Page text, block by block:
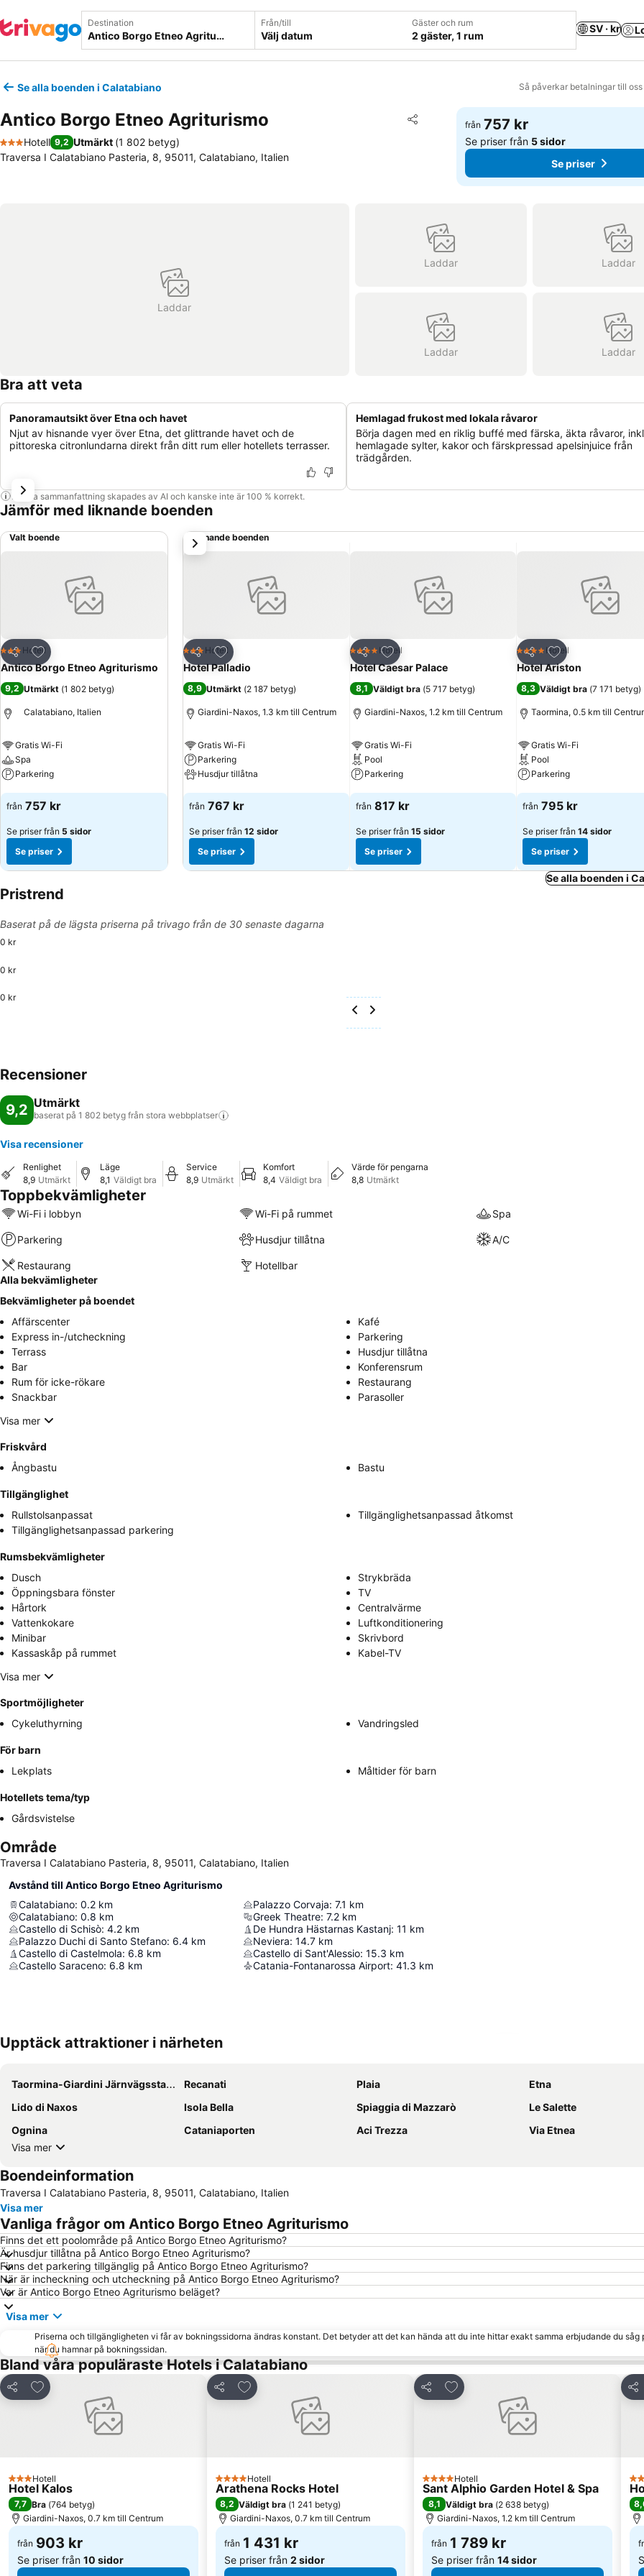
Destination Från/till
Välj datum
Gäster och rum
2 gäster, 1 rum
SV · kr
Se alla boenden i Calatabiano Så påverkar betalningar till
Antico Borgo Etneo Agriturismo Dela
Lägg till i Mina Favoriter
3 Stjärnor
Hotell 9,2 Utmärkt (1 802 betyg)
Traversa I Calatabiano Pasteria, 8, 95011, Calatabiano, Italien
från 757 kr
Se priser från 5 sidor
Se priser
Laddar
Laddar Laddar
Laddar Laddar
Bra att veta
Panoramautsikt över Etna och havet
Njut av hisnande vyer över Etna, det glittrande havet och de
pittoreska citronlundarna direkt från ditt rum eller hotellets terrasser.
Hemlagad frukost med lokala råvaror
Börja dagen med en riklig buffé med färska, äkta råvaror,
hemlagade sylter, kakor och färskpressad apelsinjuice från
trädgården.
Denna sammanfattning skapades av AI och kanske inte är 100 % korrekt.
Jämför med liknande boenden
Valt boende
Dela
Lägg till i Mina Favoriter
3 Stjärnor
Hotell
Antico Borgo Etneo Agriturismo
9,2 Utmärkt (1 802 betyg)
Calatabiano, Italien
Gratis Wi-Fi
Spa
Parkering
Se priser
från 757 kr
Se priser från 5 sidor
Se priser
Liknande boenden
Dela
Lägg till i Mina Favoriter
3 Stjärnor
Hotell
Hotel Palladio
8,9 Utmärkt (2 187 betyg)
Giardini-Naxos, 1.3 km till Centrum
Gratis Wi-Fi
Parkering
Husdjur tillåtna
Se priser
från 767 kr
Se priser från 12 sidor
Se priser
Dela
Lägg till i Mina Favoriter
4 StjärnorHotell
Hotel Caesar Palace
8,1 Väldigt bra (5 717 betyg)
Giardini-Naxos, 1.2 km till Centrum
Gratis Wi-Fi
Pool
Parkering
Se priser
från 817 kr
Se priser från 15 sidor
Se priser
Dela
Lägg till i Mina
4 StjärnorHotell
Hotel Ariston
8,3 Väldigt bra (7 171 betyg)
Taormina, 0.5 km till
Gratis Wi-Fi
Pool
Parkering
Se priser
från 795 kr
Se priser från 14 sidor
Se priser
nästa
Se alla boenden i
Pristrend
Baserat på de lägsta priserna på trivago från de 30 senaste dagarna
0 kr
0 kr
0 kr
Recensioner
9,2 Utmärkt
baserat på 1 802 betyg från stora webbplatser
Visa recensioner
Renlighet
8,9 Utmärkt
Läge
8,1 Väldigt bra
Service
8,9 Utmärkt
Komfort
8,4 Väldigt bra
Värde för pengarna
8,8 Utmärkt
Toppbekvämligheter
Wi-Fi i lobbyn Wi-Fi på rummet Spa
Parkering Husdjur tillåtna A/C
Restaurang
Hotellbar
Alla bekvämligheter
Bekvämligheter på boendet
Affärscenter
Kafé
Express in-/utcheckning
Parkering
Terrass
Husdjur tillåtna
Bar
Konferensrum
Rum för icke-rökare
Restaurang
Snackbar
Parasoller
Visa mer
Friskvård
Ångbastu
Bastu
Tillgänglighet
Rullstolsanpassat
Tillgänglighetsanpassad åtkomst
Tillgänglighetsanpassad parkering
Rumsbekvämligheter
Dusch
Strykbräda
Öppningsbara fönster
TV
Hårtork
Centralvärme
Vattenkokare
Luftkonditionering
Minibar
Skrivbord
Kassaskåp på rummet
Kabel-TV
Visa mer
Sportmöjligheter
Cykeluthyrning
Vandringsled
För barn
Lekplats
Måltider för barn
Hotellets tema/typ
Gårdsvistelse
Område
Traversa I Calatabiano Pasteria, 8, 95011, Calatabiano, Italien
Avstånd till Antico Borgo Etneo Agriturismo
Calatabiano: 0.2 km
Calatabiano: 0.8 km
Castello di Schisò: 4.2 km
Palazzo Duchi di Santo Stefano: 6.4 km
Castello di Castelmola: 6.8 km
Castello Saraceno: 6.8 km
Palazzo Corvaja: 7.1 km
Greek Theatre: 7.2 km
De Hundra Hästarnas Kastanj: 11 km
Neviera: 14.7 km
Castello di Sant'Alessio: 15.3 km
Catania-Fontanarossa Airport: 41.3 km
Upptäck attraktioner i närheten
Taormina-Giardini Järnvägsstation Recanati Plaia
Etna
Lido di Naxos
Isola Bella Spiaggia di Mazzarò
Le Salette
Ognina
Cataniaporten Aci Trezza
Via Etnea
Visa mer
Boendeinformation
Traversa I Calatabiano Pasteria, 8, 95011, Calatabiano, Italien
Visa mer
Vanliga frågor om Antico Borgo Etneo Agriturismo
Finns det ett poolområde på Antico Borgo Etneo Agriturismo?
Är husdjur tillåtna på Antico Borgo Etneo Agriturismo?
Finns det parkering tillgänglig på Antico Borgo Etneo Agriturismo?
När är incheckning och utcheckning på Antico Borgo Etneo Agriturismo?
Var är Antico Borgo Etneo Agriturismo beläget?
Visa mer
Priserna och tillgängligheten vi får av bokningssidorna ändras konstant. Det betyder att det kan hända att du inte hittar exakt samma erbjudande du såg
när du hamnar på bokningssidan.
Bland våra populäraste Hotels i Calatabiano
Dela
Lägg till i Mina Favoriter
3 Stjärnor
Hotell
Hotel Kalos
7,7 Bra (764 betyg)
Giardini-Naxos, 0.7 km till Centrum
från 903 kr
Se priser från 10 sidor
Dela
Lägg till i Mina Favoriter
4 Stjärnor
Hotell
Arathena Rocks Hotel
8,2 Väldigt bra (1 241 betyg)
Giardini-Naxos, 0.7 km till Centrum
från 1 431 kr
Se priser från 2 sidor
Dela
Lägg till i Mina Favoriter
4 Stjärnor
Hotell
Sant Alphio Garden Hotel & Spa
8,1 Väldigt bra (2 638 betyg)
Giardini-Naxos, 1.2 km till Centrum
från 1 789 kr
Se priser från 14 sidor
Dela
4